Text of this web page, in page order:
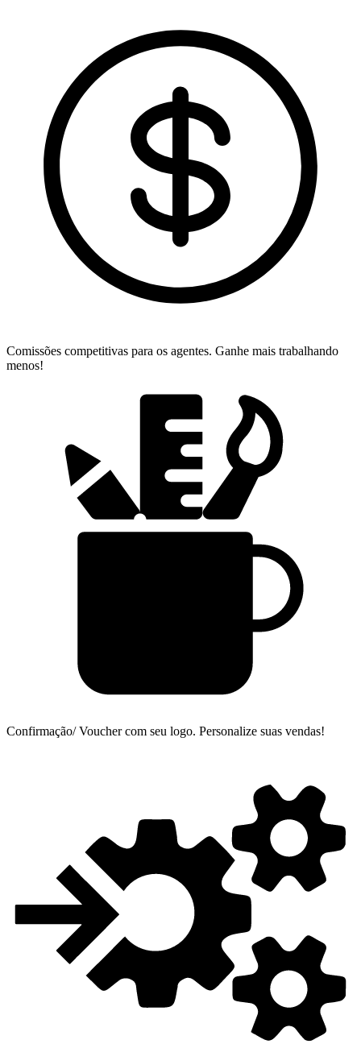
Comissões competitivas para os agentes. Ganhe mais trabalhando
menos!
Confirmação/ Voucher com seu logo. Personalize suas vendas!